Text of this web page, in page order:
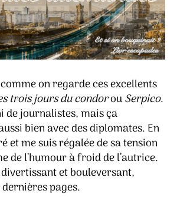
on regarde ces excellents
trois jours du condorouSerpico.
de journalistes, mais ça
bien avec des diplomates. En
et me suis régalée de sa tension
de l’humour à froid de l’autrice.
et bouleversant,
pages.